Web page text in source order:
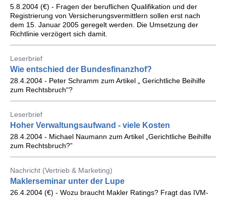
5.8.2004 (€) - Fragen der beruflichen Qualifikation und der
Registrierung von Versicherungsvermittlern sollen erst nach
dem 15. Januar 2005 geregelt werden. Die Umsetzung der
Richtlinie verzögert sich damit.
Leserbrief
Wie entschied der Bundesfinanzhof?
28.4.2004 - Peter Schramm zum Artikel „ Gerichtliche Beihilfe
zum Rechtsbruch“?
Leserbrief
Hoher Verwaltungsaufwand - viele Kosten
28.4.2004 - Michael Naumann zum Artikel „Gerichtliche Beihilfe
zum Rechtsbruch?”
Nachricht (Vertrieb & Marketing)
Maklerseminar unter der Lupe
26.4.2004 (€) - Wozu braucht Makler Ratings? Fragt das IVM-